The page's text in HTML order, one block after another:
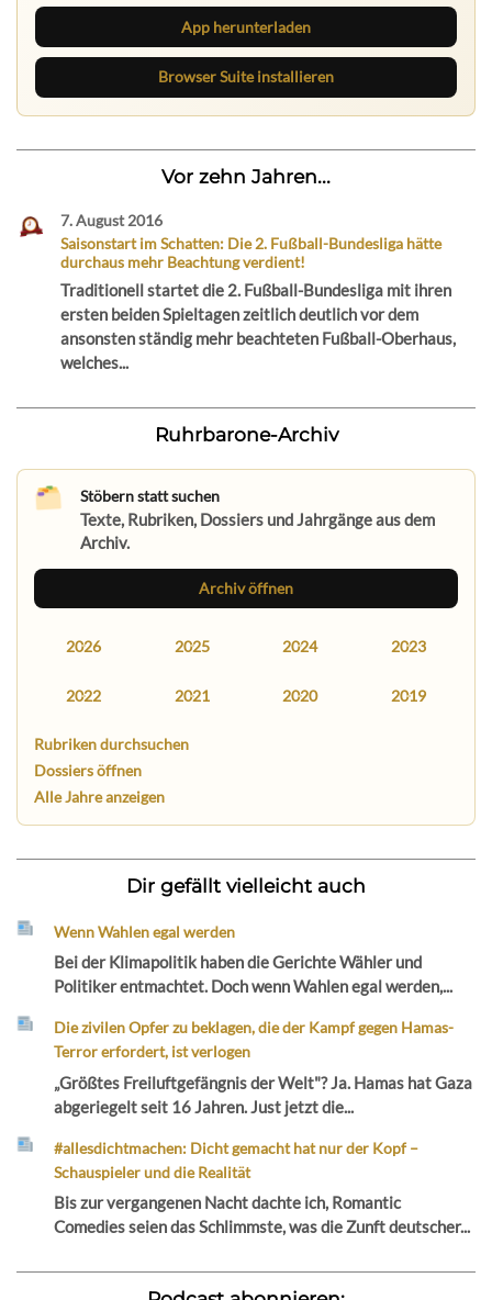
App herunterladen
Browser Suite installieren
Vor zehn Jahren...
7. August 2016
Saisonstart im Schatten: Die 2. Fußball-Bundesliga hätte
durchaus mehr Beachtung verdient!
Traditionell startet die 2. Fußball-Bundesliga mit ihren
ersten beiden Spieltagen zeitlich deutlich vor dem
ansonsten ständig mehr beachteten Fußball-Oberhaus,
welches...
Ruhrbarone-Archiv
Stöbern statt suchen
Texte, Rubriken, Dossiers und Jahrgänge aus dem
Archiv.
Archiv öffnen
2026 2025 2024 2023
2022 2021 2020 2019
Rubriken durchsuchen
Dossiers öffnen
Alle Jahre anzeigen
Dir gefällt vielleicht auch
Wenn Wahlen egal werden
Bei der Klimapolitik haben die Gerichte Wähler und
Politiker entmachtet. Doch wenn Wahlen egal werden,...
Die zivilen Opfer zu beklagen, die der Kampf gegen Hamas-
Terror erfordert, ist verlogen
„Größtes Freiluftgefängnis der Welt"? Ja. Hamas hat Gaza
abgeriegelt seit 16 Jahren. Just jetzt die...
#allesdichtmachen: Dicht gemacht hat nur der Kopf –
Schauspieler und die Realität
Bis zur vergangenen Nacht dachte ich, Romantic
Comedies seien das Schlimmste, was die Zunft deutscher...